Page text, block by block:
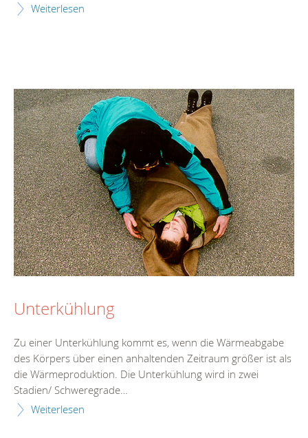
Weiterlesen
Unterkühlung
Zu einer Unterkühlung kommt es, wenn die Wärmeabgabe
des Körpers über einen anhaltenden Zeitraum größer ist als
die Wärmeproduktion. Die Unterkühlung wird in zwei
Stadien/ Schweregrade…
Weiterlesen